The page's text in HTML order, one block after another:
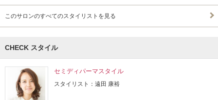
このサロンのすべてのスタイリストを見る
CHECK スタイル
セミディパーマスタイル
スタイリスト：遠田 康裕